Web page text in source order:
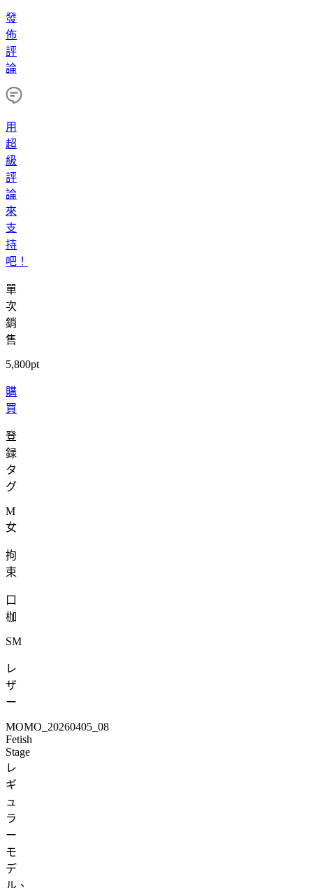
發
佈
評
論
用
超
級
評
論
來
支
持
吧！
單
次
銷
售
5,800pt
購
買
登
録
タ
グ
M
女
拘
束
口
枷
SM
レ
ザ
ー
MOMO_20260405_08
Fetish
Stage
レ
ギ
ュ
ラ
ー
モ
デ